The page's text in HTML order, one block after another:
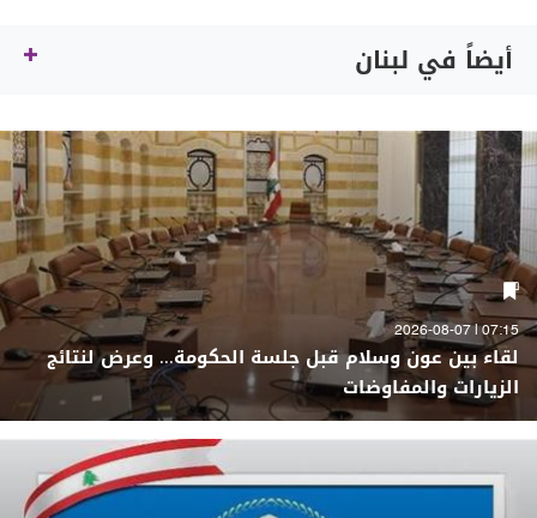
أيضاً في لبنان
07:15 | 2026-08-07
لقاء بين عون وسلام قبل جلسة الحكومة... وعرض لنتائج
الزيارات والمفاوضات